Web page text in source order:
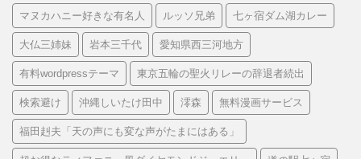
マヌカハニー好きな有名人 ルッソ兄弟 七ヶ宿ダム湖カレー
大仏三姉妹 岩本三千代 愛知県西三河地方
有料wordpressテーマ 東京五輪の聖火リレーの辞退者続出
検索避け 沖縄しいたけ田中 澪森 無料漫画サービス
福田赳夫「天の声にも変な声がたまにはある」